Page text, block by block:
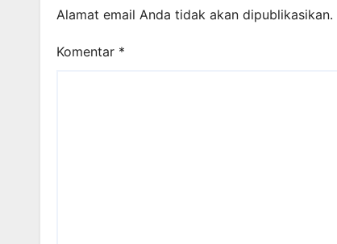
Alamat email Anda tidak akan dipublikasikan.
Komentar *